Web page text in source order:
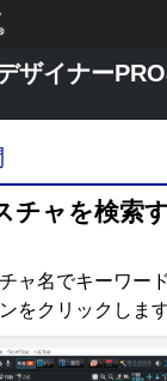
ザイナー
チャを検索
ャ名でキーワー
をクリックしま